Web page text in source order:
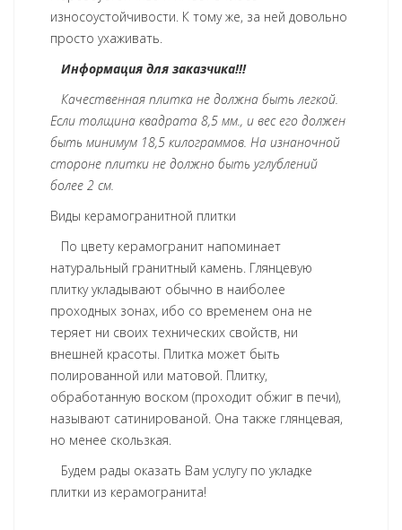
износоустойчивости. К тому же, за ней довольно
просто ухаживать.
Информация для заказчика!!!
Качественная плитка не должна быть легкой.
Если толщина квадрата 8,5 мм., и вес его должен
быть минимум 18,5 килограммов. На изнаночной
стороне плитки не должно быть углублений
более 2 см.
Виды керамогранитной плитки
По цвету керамогранит напоминает
натуральный гранитный камень. Глянцевую
плитку укладывают обычно в наиболее
проходных зонах, ибо со временем она не
теряет ни своих технических свойств, ни
внешней красоты. Плитка может быть
полированной или матовой. Плитку,
обработанную воском (проходит обжиг в печи),
называют сатинированой. Она также глянцевая,
но менее скользкая.
Будем рады оказать Вам услугу по укладке
плитки из керамогранита!